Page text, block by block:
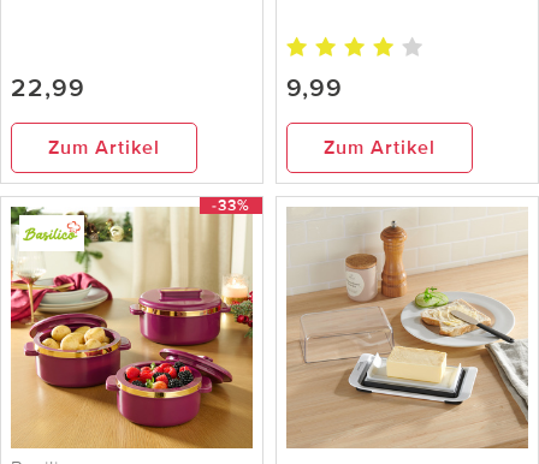
22,99
Zum Artikel
9,99
Zum Artikel
-33%